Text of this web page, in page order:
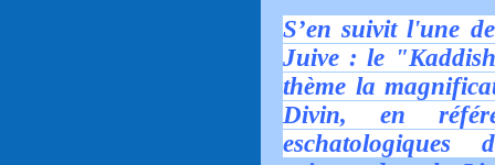
S’en suivit l'une
Juive : le
thème la
Divin, en
eschatologiques